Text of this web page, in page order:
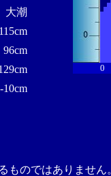
大潮
115cm
96cm
-10cm
0
ものではありませ